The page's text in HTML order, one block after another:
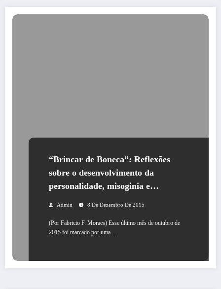
“Brincar de Boneca”: Reflexões
sobre o desenvolvimento da
personalidade, misoginia e
Admin 8 De Dezembro De 2015
(Por Fabricio F. Moraes) Esse último mês de outubro de
2015 foi marcado por uma…